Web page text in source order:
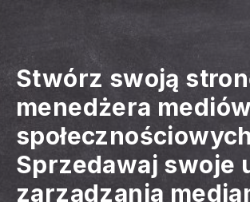
Stwórz swoją
menedżera mediów
społecznościowych
Sprzedawaj swoje
zarządzania